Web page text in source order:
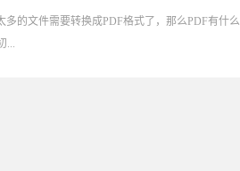
的文件需要转换成PDF格式了，那么PDF有什么
...